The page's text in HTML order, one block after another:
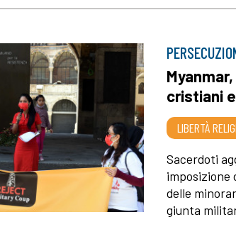
cristiani
LIBERTÀ
Sacerdoti
imposizione
delle
giunta